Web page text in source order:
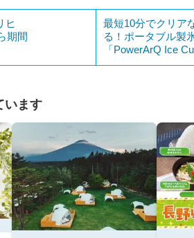
ヒ
期間
最短10分でクリア
る！ポータブル製
「PowerArQ Ice
います